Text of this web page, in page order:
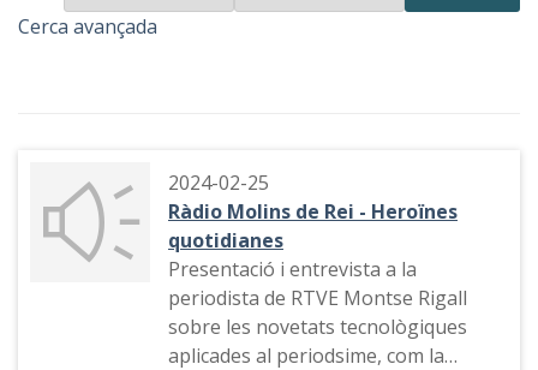
Cerca avançada
2024-02-25
Ràdio Molins de Rei - Heroïnes
quotidianes
Presentació i entrevista a la
periodista de RTVE Montse Rigall
sobre les novetats tecnològiques
aplicades al periodsime, com la